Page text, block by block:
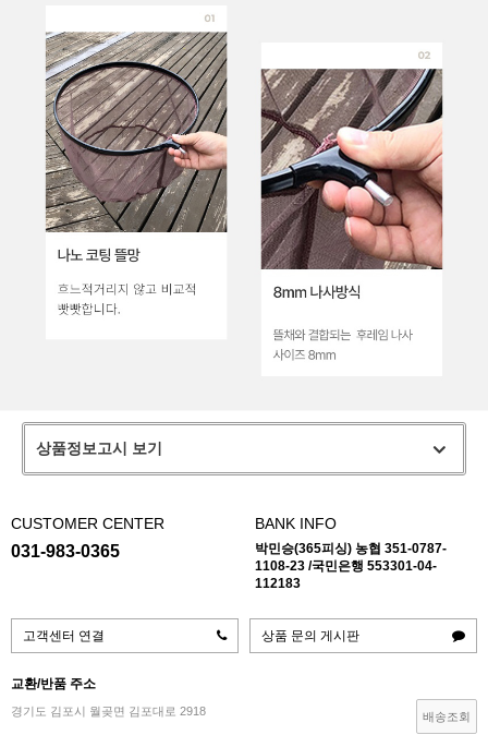
상품정보고시 보기
CUSTOMER CENTER
031-983-0365
BANK INFO
박민승(365피싱) 농협 351-0787-
1108-23 /국민은행 553301-04-
112183
고객센터 연결 상품 문의 게시판
교환/반품 주소
경기도 김포시 월곶면 김포대로 2918 배송조회